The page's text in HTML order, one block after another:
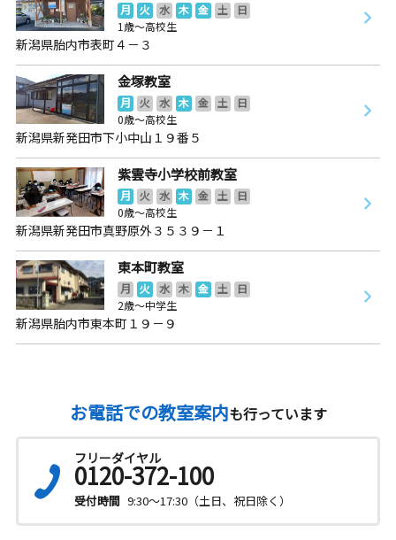
月 火 水 木 金 土
日
1歳～高校生
新潟県胎内市表町４－３
金塚教室
月 火 水 木 金 土
日
0歳～高校生
新潟県新発田市下小中山１９番５
紫雲寺小学校前教室
月 火 水 木 金 土
日
0歳～高校生
新潟県新発田市真野原外３５３９－１
東本町教室
月 火 水 木 金 土
日
2歳～中学生
新潟県胎内市東本町１９－９
お電話での教室案内も行っています
フリーダイヤル
0120-372-100
受付時間 9:30～17:30（土日、祝日除く）